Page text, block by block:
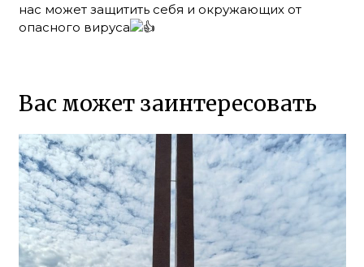
нас может защитить себя и окружающих от
опасного вируса
Вас может заинтересовать